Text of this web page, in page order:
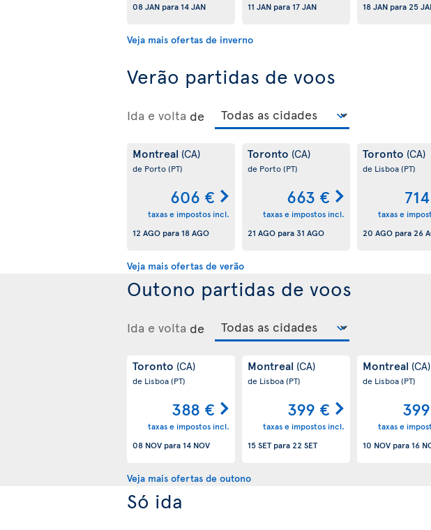
08 JAN para 14 JAN
11 JANpara 17 JAN
18 JANpara25
Veja mais ofertas de inverno
Verão partidas de voos
Ida e volta de
Montreal (CA)
de Porto(PT)
606 €
taxas e impostos incl.
12 AGO para 18 AGO
Toronto (CA)
de Porto(PT)
663 €
taxas e impostos incl.
21 AGOpara 31 AGO
Toronto (CA)
de Lisboa(PT)
taxas e
20 AGOpara26
Veja mais ofertas de verão
Outono partidas de voos
Ida e volta de
Toronto (CA)
de Lisboa(PT)
388 €
taxas e impostos incl.
08 NOV para14 NOV
Montreal (CA)
de Lisboa(PT)
399 €
taxas e impostos incl.
15 SETpara22 SET
Montreal (CA)
de Lisboa(PT)
taxas e
10 NOVpara16
Veja mais ofertas de outono
Só ida